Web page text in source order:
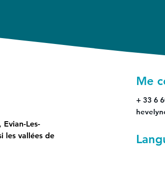
Les-
les vallées de
Me
+ 33 6